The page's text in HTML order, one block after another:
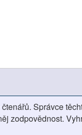
Správce
zodpovědnost.